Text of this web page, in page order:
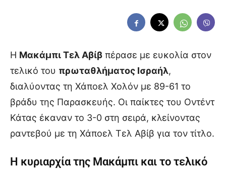
Η Μακάμπι Τελ Αβίβ πέρασε με ευκολία στον
τελικό του πρωταθλήματος Ισραήλ,
διαλύοντας τη Χάποελ Χολόν με 89-61 το
βράδυ της Παρασκευής. Οι παίκτες του Οντέντ
Κάτας έκαναν το 3-0 στη σειρά, κλείνοντας
ραντεβού με τη Χάποελ Τελ Αβίβ για τον τίτλο.
Η κυριαρχία της Μακάμπι και το τελικό